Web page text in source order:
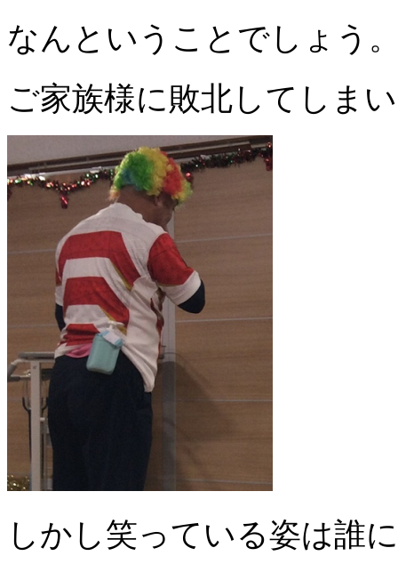
なんということでしょう
ご家族様に敗北してしま
しかし笑っている姿は誰